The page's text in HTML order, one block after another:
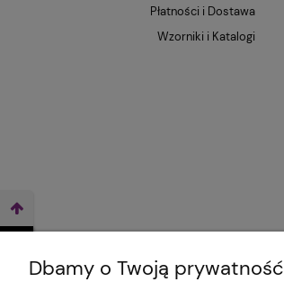
Płatności i Dostawa
Wzorniki i Katalogi
Dbamy o Twoją prywatność